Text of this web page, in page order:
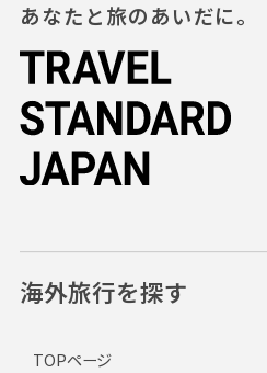
あなたと旅のあいだに。
海外旅行を探す
TOPページ